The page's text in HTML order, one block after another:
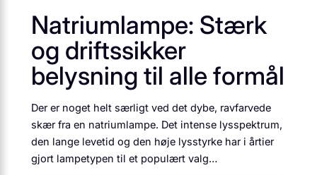
Natriumlampe: Stærk
og driftssikker
belysning til alle formål
Der er noget helt særligt ved det dybe, ravfarvede
skær fra en natriumlampe. Det intense lysspektrum,
den lange levetid og den høje lysstyrke har i årtier
gjort lampetypen til et populært valg…